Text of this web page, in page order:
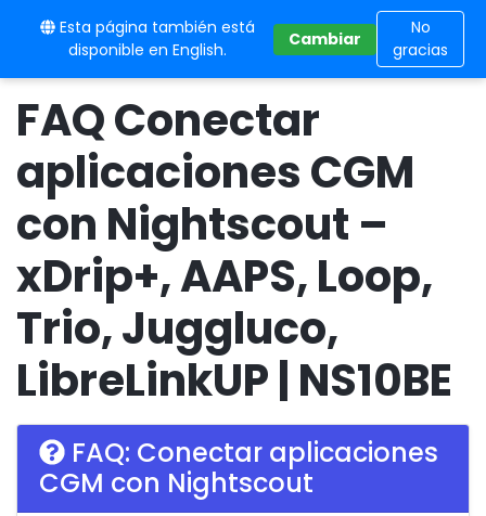
Esta página también está
disponible en English.
Cambiar
No
gracias
10BE
FAQ Conectar
aplicaciones CGM
con Nightscout –
xDrip+, AAPS, Loop,
Trio, Juggluco,
LibreLinkUP | NS10BE
FAQ: Conectar aplicaciones
CGM con Nightscout